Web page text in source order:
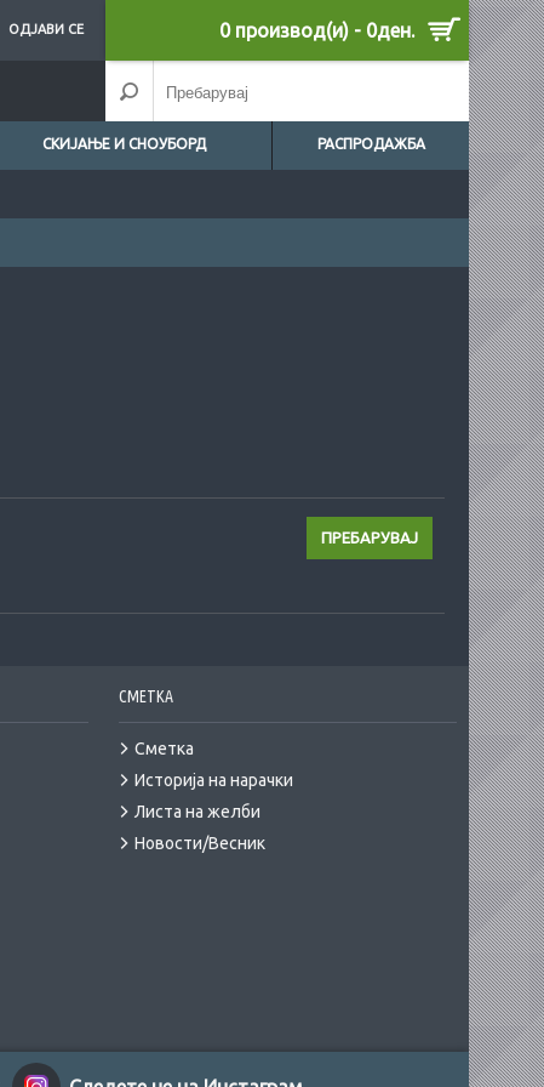
ОДЈАВИ СЕ 0 производ(и) - 0ден.
СКИЈАЊЕ И СНОУБОРД РАСПРОДАЖБА
СМЕТКА
Сметка
Историја на нарачки
Листа на желби
Новости/Весник